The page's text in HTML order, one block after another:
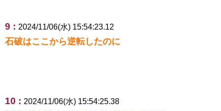
9 : 2024/11/06(水) 15:54:23.12
石破はここから逆転したのに
10 : 2024/11/06(水) 15:54:25.38